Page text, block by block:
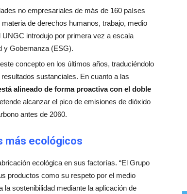
no empresariales de más de 160 países
de derechos humanos, trabajo, medio
introdujo por primera vez a escala
y Gobernanza (ESG).
concepto en los últimos años, traduciéndolo
sustanciales. En cuanto a las
alineado de forma proactiva con el doble
alcanzar el pico de emisiones de dióxido
antes de 2060.
más ecológicos
ecológica en sus factorías. “El Grupo
productos como su respeto por el medio
sostenibilidad mediante la aplicación de